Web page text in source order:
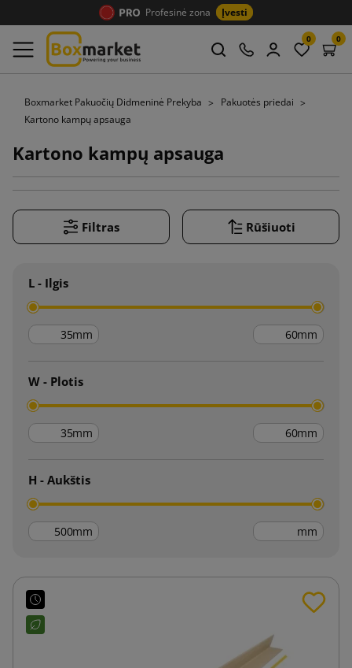
Profesinė zona Įvesti
0 0
Boxmarket Pakuočių Didmeninė Prekyba
Pakuotės priedai
Kartono kampų apsauga
Kartono kampų apsauga
Filtras Rūšiuoti
L - Ilgis
mm mm
W - Plotis
mm mm
H - Aukštis
mm mm